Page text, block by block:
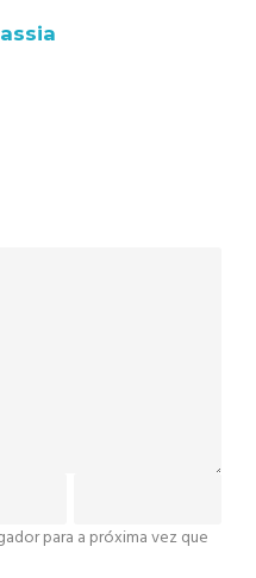
para a próxima vez que